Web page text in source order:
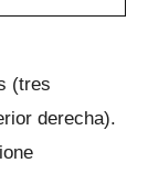
(tres
derecha).